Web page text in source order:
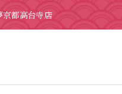
京都高台寺店